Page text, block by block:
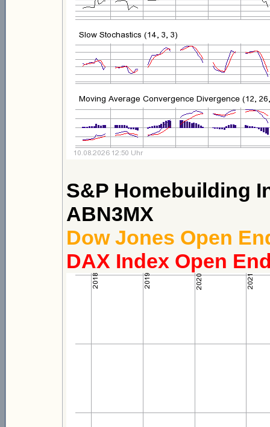
S&P Homebuilding
ABN3MX
Dow Jones Open
DAX Index Open